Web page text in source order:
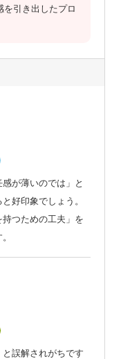
を引き出したプロ
が薄いのでは」と
好印象でしょう。
持つための工夫」を
と誤解されがちです